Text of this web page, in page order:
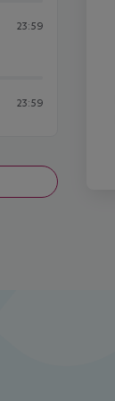
23:59
23:59